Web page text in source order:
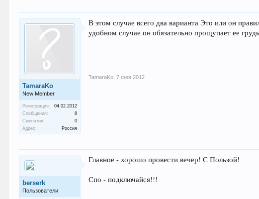
TamaraKo
New Member
Регистрация:
04.02.2012
Сообщения:
8
Симпатии:
0
Адрес:
Россия
В этом случае всего два варианта Это или он
удобном случае он обязательно прощупает ее
TamaraKo 7 фев 2012
berserk
Пользователи
Главное - хорошо провести вечер! С Пользой!
Спо - подключайся!!!